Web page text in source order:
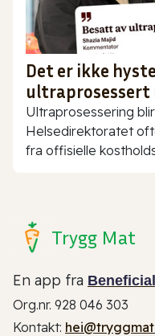
Det er ikke
Ultraprosessering
Helsedirektoratet
fra offisielle
Trygg Mat
En app fra
Org.nr. 928 046 303
Kontakt: